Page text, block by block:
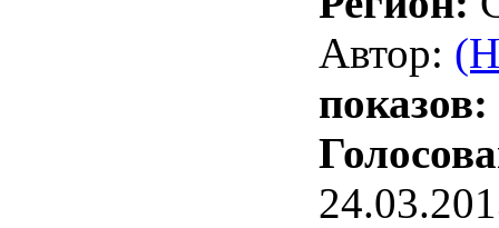
Автор:
показов: